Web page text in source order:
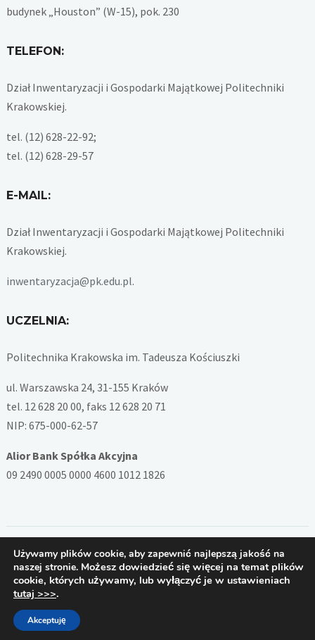
budynek „Houston” (W-15), pok. 230
TELEFON:
Dział Inwentaryzacji i Gospodarki Majątkowej Politechniki
Krakowskiej.
tel. (12) 628-22-92;
tel. (12) 628-29-57
E-MAIL:
Dział Inwentaryzacji i Gospodarki Majątkowej Politechniki
Krakowskiej.
inwentaryzacja@pk.edu.pl.
UCZELNIA:
Politechnika Krakowska im. Tadeusza Kościuszki
ul. Warszawska 24, 31-155 Kraków
tel. 12 628 20 00, faks 12 628 20 71
NIP: 675-000-62-57
Alior Bank Spółka Akcyjna
09 2490 0005 0000 4600 1012 1826
Copyright © 2026 — System ZSD Politechniki Krakowskiej. All
Rights Reserved
Designed by
Używamy plików cookie, aby zapewnić najlepszą jakość na
naszej stronie. Możesz dowiedzieć się więcej na temat plików
cookie, których używamy, lub wyłączyć je w ustawieniach
tutaj >>>.
Akceptuję